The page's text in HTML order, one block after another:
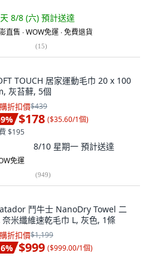
8/8 (六) 預計送達
直售 ∙ WOW免運 ∙ 免費退貨
(15)
TOUCH 居家運動毛巾 20 x 100
灰苔蘚, 5個
折扣價$439
% $178 ($35.60/1個)
$195
8/10 星期一 預計送達
免運
(949)
鬥牛士 NanoDry Towel 二
奈米纖維速乾毛巾 L, 灰色, 1條
折扣價$1,199
% $999 ($999.00/1個)